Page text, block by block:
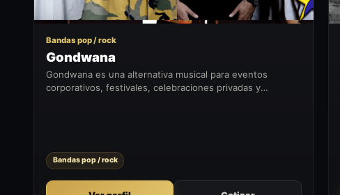
Bandas pop / rock
Gondwana
Gondwana es una alternativa musical para eventos
corporativos, festivales, celebraciones privadas y
Bandas pop / rock